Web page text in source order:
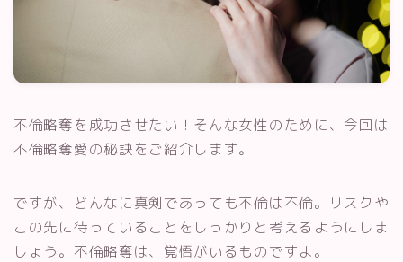
不倫略奪を成功させたい！そんな女性のために、今回は
不倫略奪愛の秘訣をご紹介します。
ですが、どんなに真剣であっても不倫は不倫。リスクや
この先に待っていることをしっかりと考えるようにしま
しょう。不倫略奪は、覚悟がいるものですよ。